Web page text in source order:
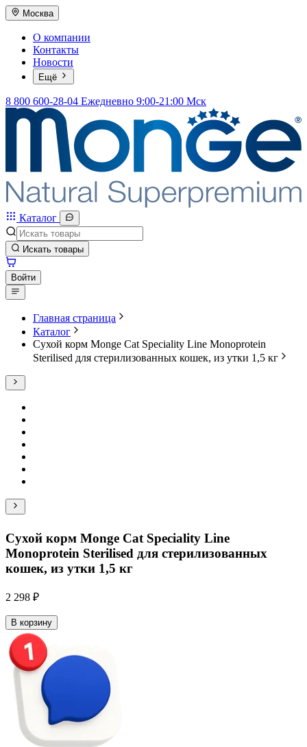
Москва
О компании
Контакты
Новости
Ещё
8 800 600-28-04 Ежедневно 9:00-21:00 Мск
Каталог
Искать товары
Войти
Главная страница
Каталог
Сухой корм Monge Cat Speciality Line Monoprotein
Sterilised для стерилизованных кошек, из утки 1,5 кг
Сухой корм Monge Cat Speciality Line
Monoprotein Sterilised для стерилизованных
кошек, из утки 1,5 кг
2 298 ₽
В корзину